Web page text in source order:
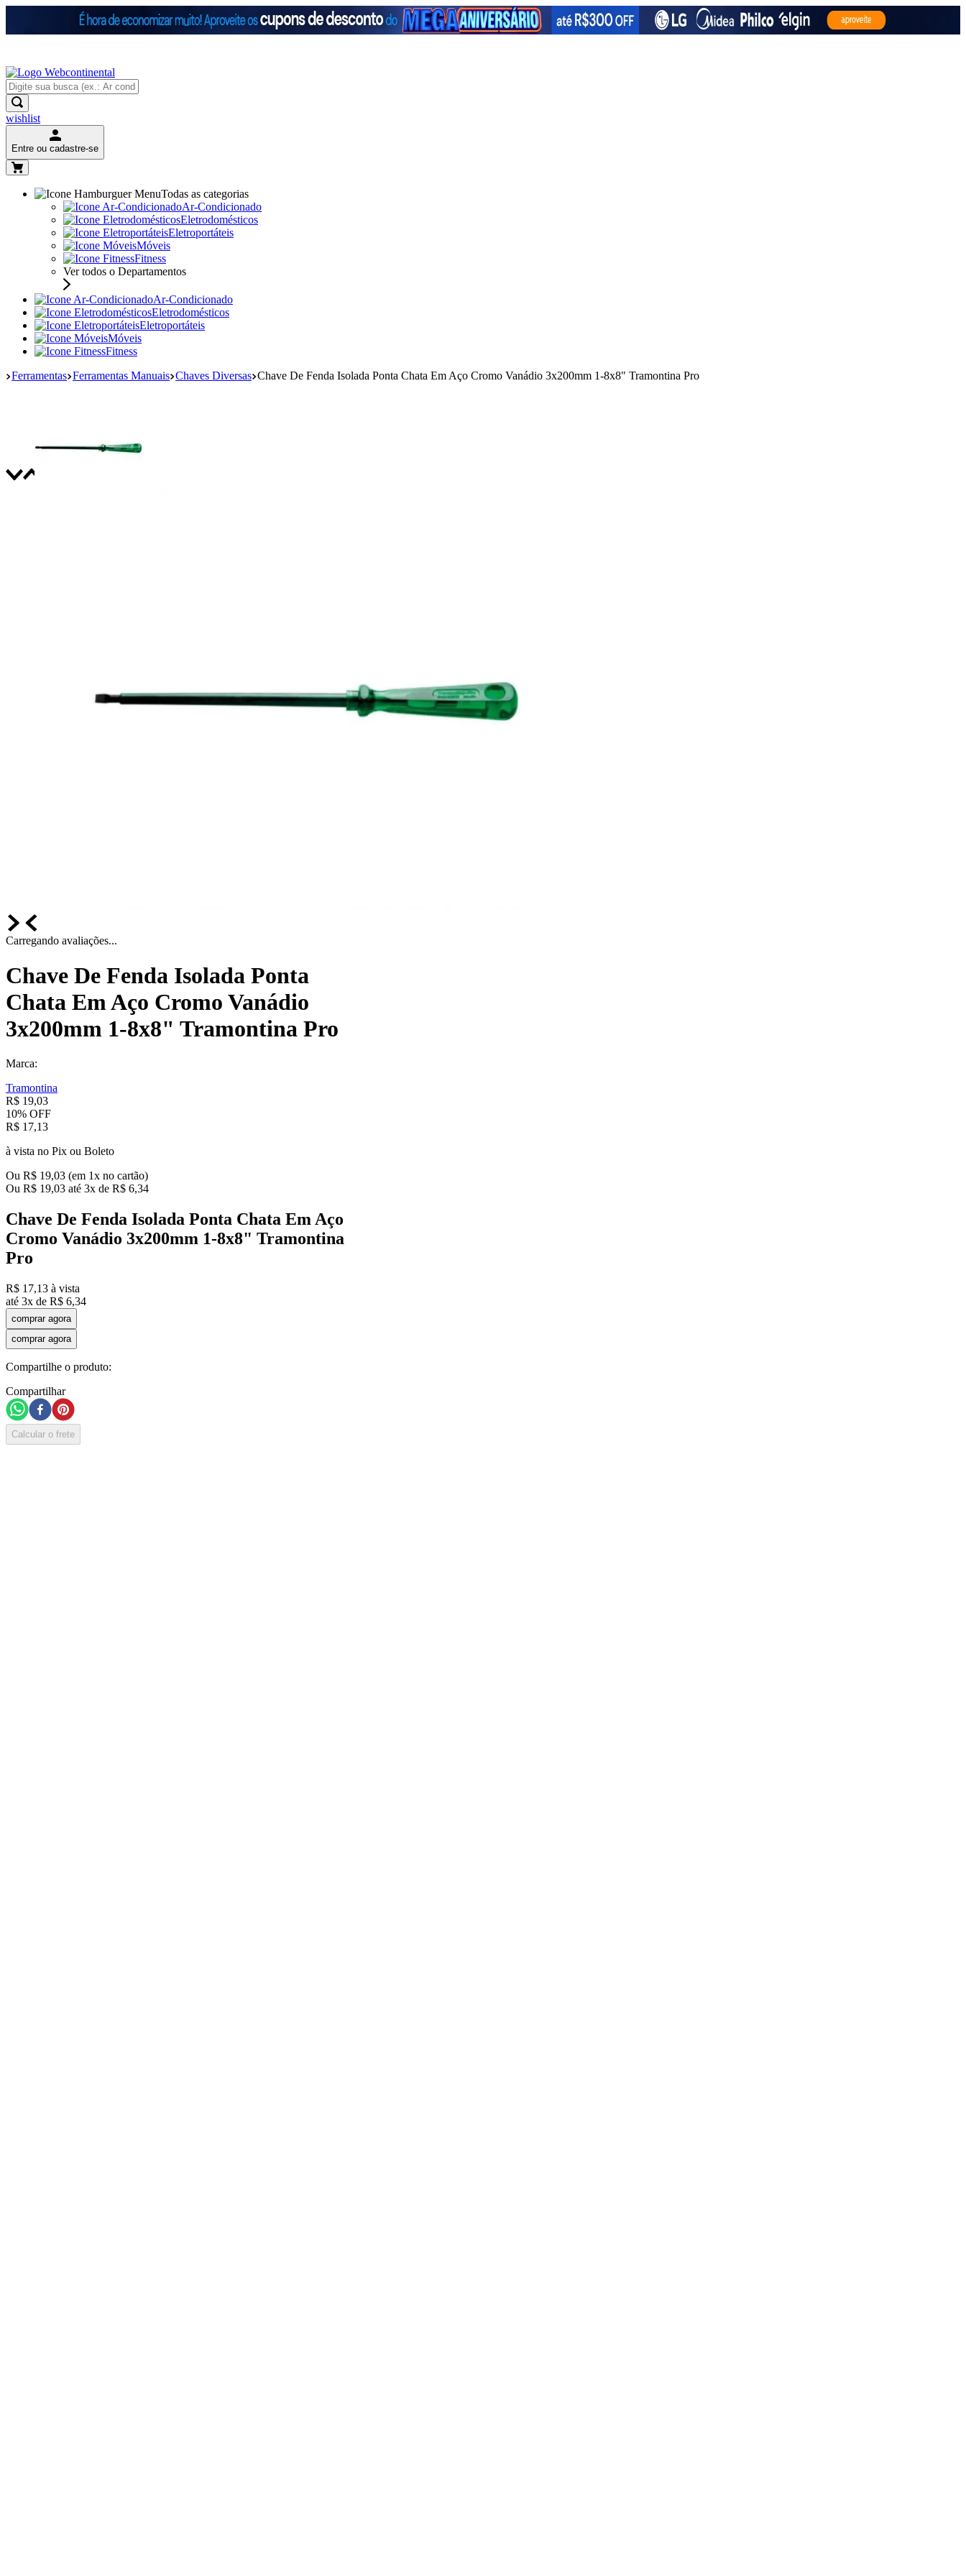
wishlist
Entre ou cadastre-se
Todas as categorias
Ar-Condicionado
Eletrodomésticos
Eletroportáteis
Móveis
Fitness
Ver todos o Departamentos
Ar-Condicionado
Eletrodomésticos
Eletroportáteis
Móveis
Fitness
Ferramentas Ferramentas Manuais Chaves Diversas Chave De Fenda Isolada Ponta Chata Em Aço Cromo Vanádio 3x200mm 1-8x8" Tramontina Pro
Carregando avaliações...
Chave De Fenda Isolada Ponta
Chata Em Aço Cromo Vanádio
3x200mm 1-8x8" Tramontina Pro
Marca:
Tramontina
R$ 19,03
10% OFF
R$ 17,13
à vista no Pix ou Boleto
Ou R$ 19,03 (em 1x no cartão)
Ou R$ 19,03 até 3x de R$ 6,34
Chave De Fenda Isolada Ponta Chata Em Aço
Cromo Vanádio 3x200mm 1-8x8" Tramontina
Pro
R$ 17,13 à vista
até 3x de R$ 6,34
comprar agora
comprar agora
Compartilhe o produto:
Compartilhar
Calcular o frete